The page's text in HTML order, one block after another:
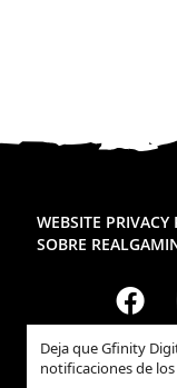
Deja que Gfinity
notificaciones de
WEBSITE PRIVACY
SOBRE
Todos los